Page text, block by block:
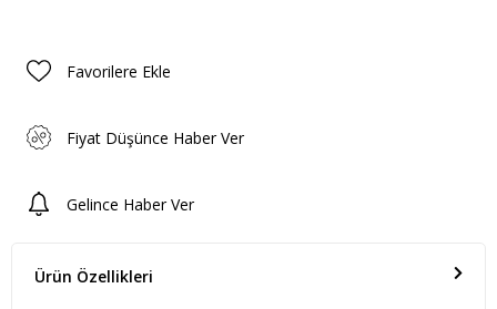
Favorilere Ekle
Fiyat Düşünce Haber Ver
Gelince Haber Ver
Ürün Özellikleri